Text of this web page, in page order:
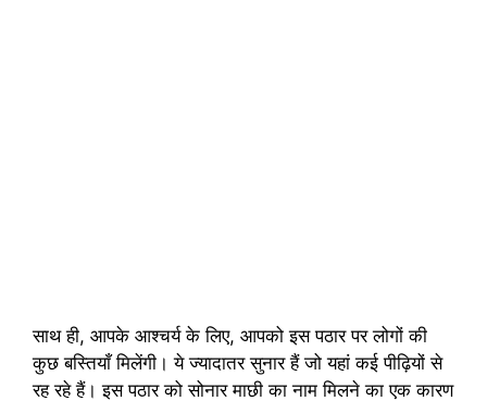
साथ ही, आपके आश्चर्य के लिए, आपको इस पठार पर लोगों की
कुछ बस्तियाँ मिलेंगी। ये ज्यादातर सुनार हैं जो यहां कई पीढ़ियों से
रह रहे हैं। इस पठार को सोनार माछी का नाम मिलने का एक कारण